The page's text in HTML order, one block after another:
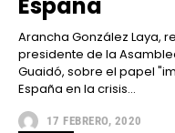
Arancha González Laya,
presidente de la
Guaidó, sobre el papel
España en la crisis...
17 FEBRERO, 2020